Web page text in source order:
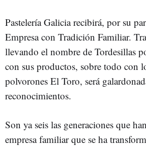
Pastelería Galicia recibirá, por su
Empresa con Tradición Familiar.
llevando el nombre de Tordesillas
con sus productos, sobre todo con
polvorones El Toro, será
reconocimientos.
Son ya seis las generaciones que
empresa familiar que se ha